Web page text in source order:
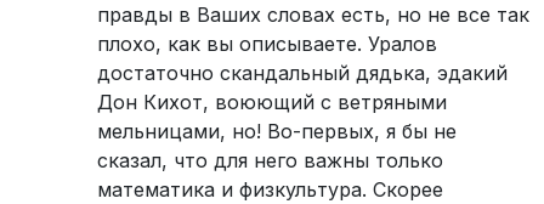
правды в Ваших словах есть, но не все так
плохо, как вы описываете. Уралов
достаточно скандальный дядька, эдакий
Дон Кихот, воюющий с ветряными
мельницами, но! Во-первых, я бы не
сказал, что для него важны только
математика и физкультура. Скорее